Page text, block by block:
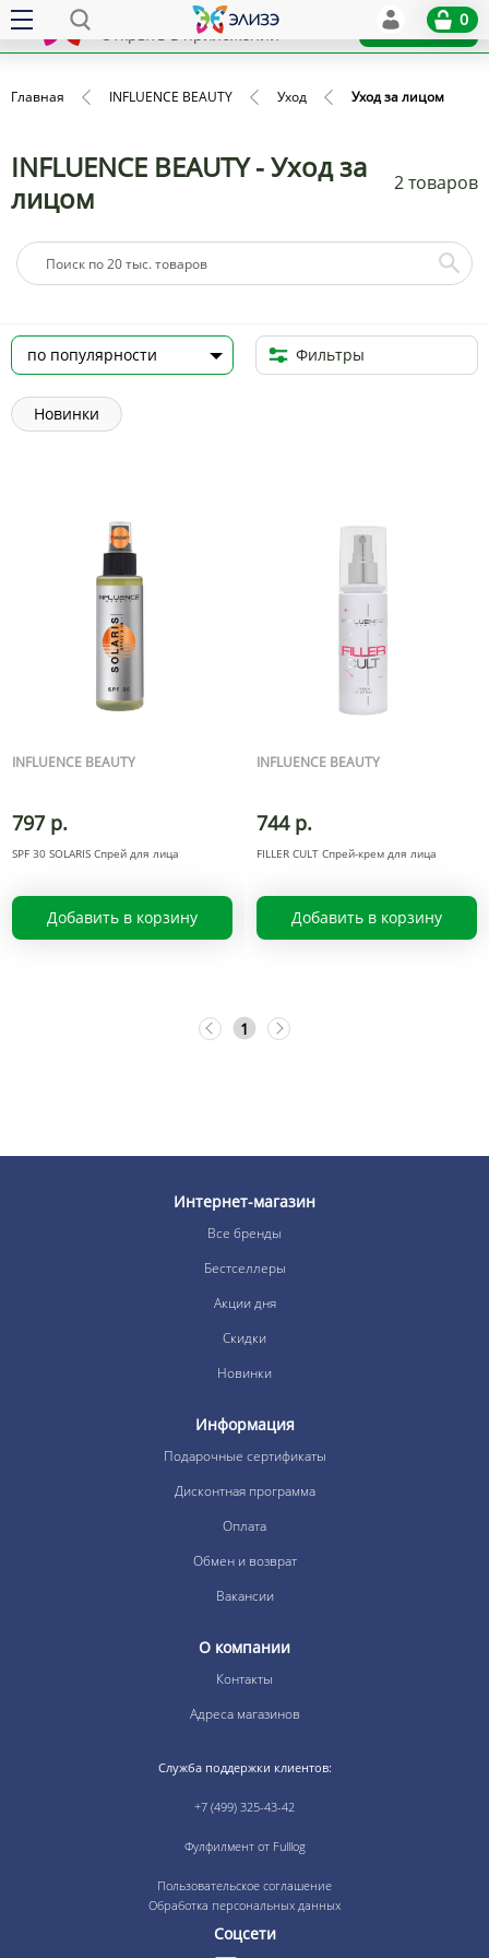
x
Открыть в приложении
Установить
0
Главная INFLUENCE BEAUTY Уход Уход за лицом
INFLUENCE BEAUTY - Уход за
лицом
2 товаров
Фильтры
Новинки
INFLUENCE BEAUTY
797 р.
SPF 30 SOLARIS Спрей для лица
Добавить в корзину
INFLUENCE BEAUTY
744 р.
FILLER CULT Спрей-крем для лица
Добавить в корзину
1
Интернет-магазин
Все бренды
Бестселлеры
Акции дня
Скидки
Новинки
Информация
Подарочные сертификаты
Дисконтная программа
Оплата
Обмен и возврат
Вакансии
О компании
Контакты
Адреса магазинов
Служба поддержки клиентов:
+7 (499) 325-43-42
Фулфилмент от Fulllog
Пользовательское соглашение
Обработка персональных данных
Соцсети